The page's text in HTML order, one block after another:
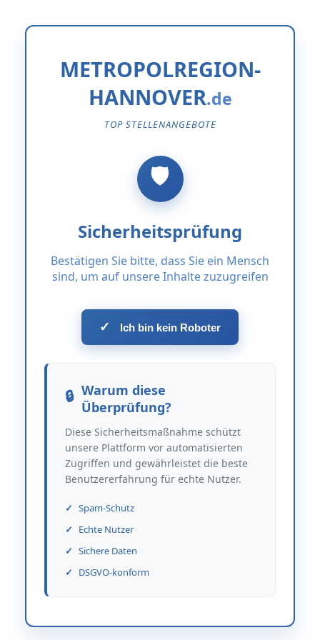
METROPOLREGION-
HANNOVER
TOP STELLENANGEBOTE
Sicherheitsprüfung
Bestätigen Sie bitte, dass Sie ein Mensch
sind, um auf unsere Inhalte zuzugreifen
✓ Ich bin kein Roboter
Warum diese
Überprüfung?
Diese Sicherheitsmaßnahme schützt
unsere Plattform vor automatisierten
Zugriffen und gewährleistet die beste
Benutzererfahrung für echte Nutzer.
Spam-Schutz
Echte Nutzer
Sichere Daten
DSGVO-konform